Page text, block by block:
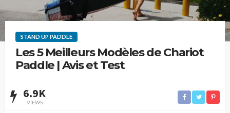
STAND UP PADDLE
Les 5 Meilleurs Modèles de Chariot
Paddle | Avis et Test
6.9K
VIEWS